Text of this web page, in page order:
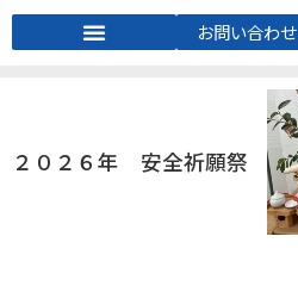
お問い合わせ
２０２６年 安全祈願祭